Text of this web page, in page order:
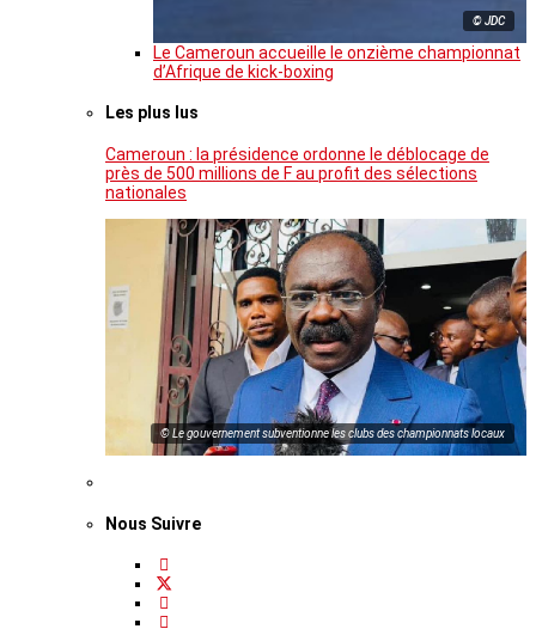
© JDC
Le Cameroun accueille le onzième championnat
d’Afrique de kick-boxing
Les plus lus
Cameroun : la présidence ordonne le déblocage de
près de 500 millions de F au profit des sélections
nationales
© Le gouvernement subventionne les clubs des championnats locaux
Nous Suivre